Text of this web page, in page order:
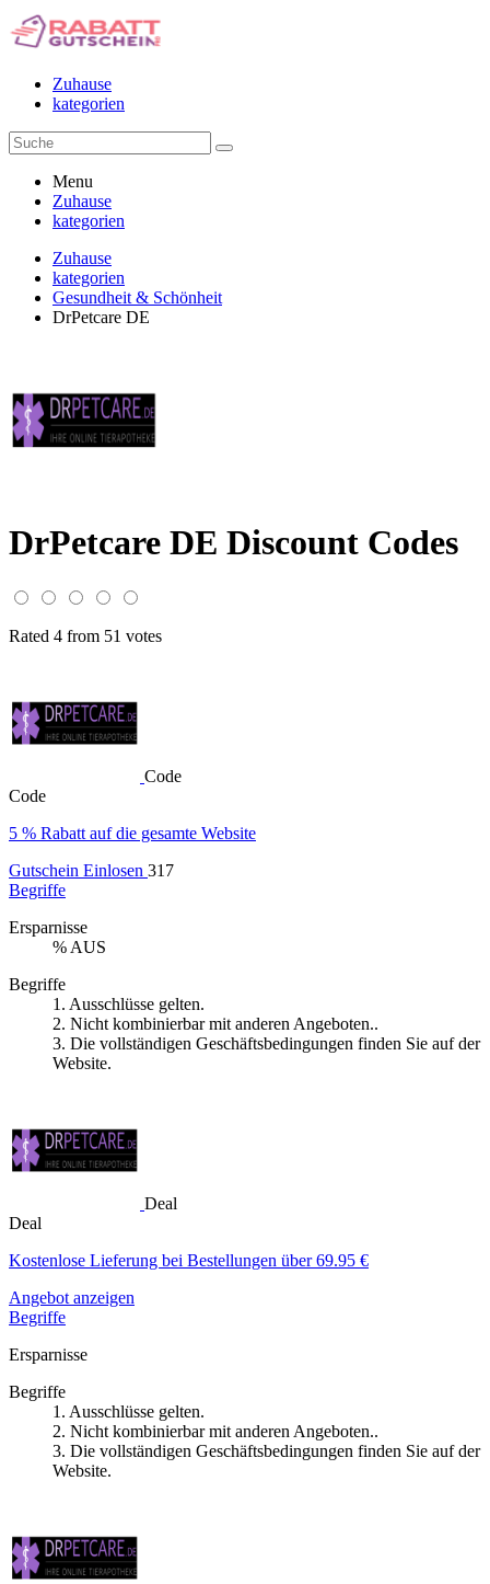
Zuhause
kategorien
Menu
Zuhause
kategorien
Zuhause
kategorien
Gesundheit & Schönheit
DrPetcare DE
DrPetcare DE Discount Codes
Rated 4 from 51 votes
Code
Code
5 % Rabatt auf die gesamte Website
Gutschein Einlosen 317
Begriffe
Ersparnisse
% AUS
Begriffe
1. Ausschlüsse gelten.
2. Nicht kombinierbar mit anderen Angeboten..
3. Die vollständigen Geschäftsbedingungen finden Sie auf der
Website.
Deal
Deal
Kostenlose Lieferung bei Bestellungen über 69.95 €
Angebot anzeigen
Begriffe
Ersparnisse
Begriffe
1. Ausschlüsse gelten.
2. Nicht kombinierbar mit anderen Angeboten..
3. Die vollständigen Geschäftsbedingungen finden Sie auf der
Website.